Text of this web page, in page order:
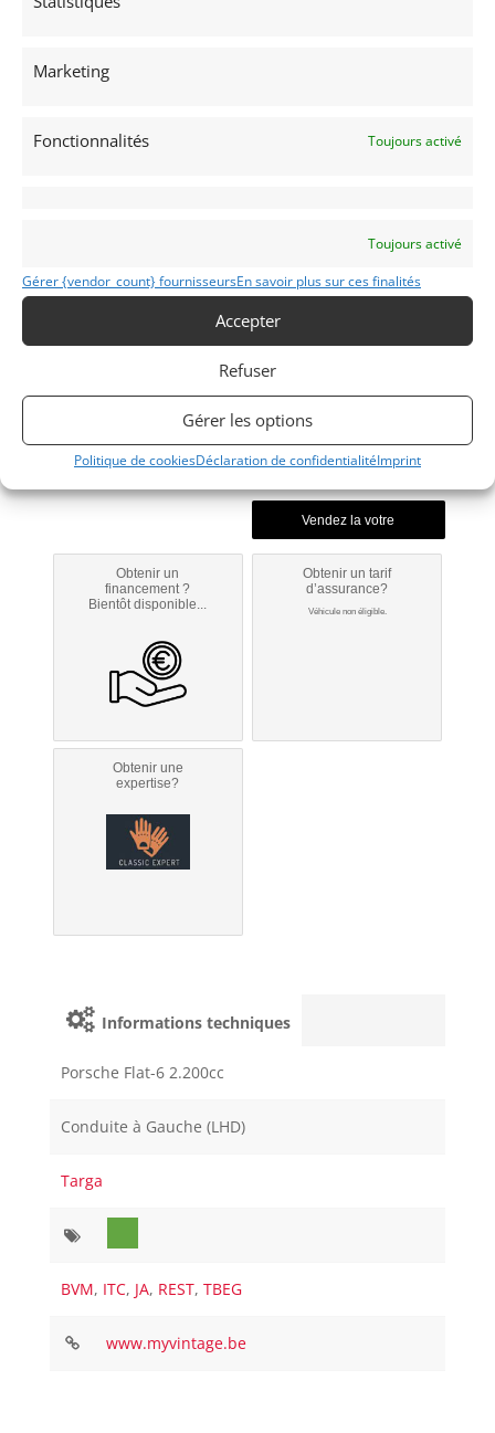
Marketing
Fonctionnalités Toujours activé
Toujours activé
Gérer {vendor_count} fournisseursEn savoir plus sur ces finalités
Accepter
Refuser
Gérer les options
Politique de cookiesDéclaration de confidentialitéImprint
Voir les 161 annonces de
AUTO
1971
Modifier mon annonce
Obtenir un
financement ?
Bientôt disponible...
Obtenir un tarif
d’assurance?
Véhicule non éligible.
Obtenir une
expertise?
Informations techniques
Porsche Flat-6 2.200cc
Conduite à Gauche (LHD)
Targa
BVM, ITC, JA, REST,TBEG
www.myvintage.be